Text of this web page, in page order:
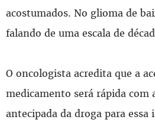
acostumados. No glioma de
falando de uma escala de
O oncologista acredita que a
medicamento será rápida com
antecipada da droga para essa